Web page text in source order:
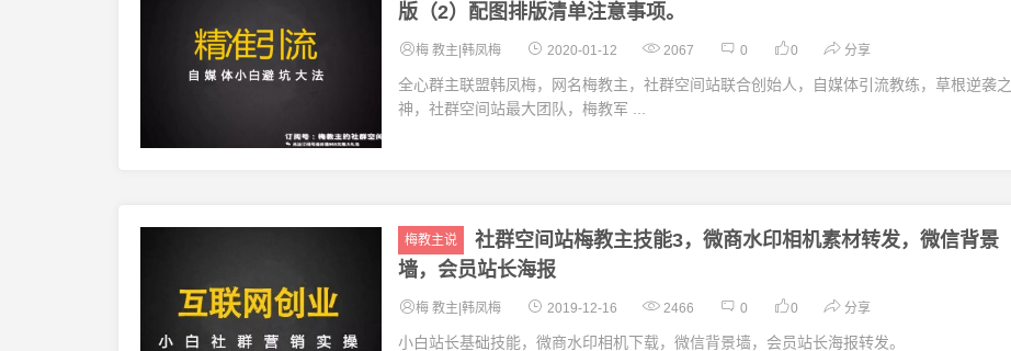
版（2）配图排版清单注意事项。
梅 教主|韩凤梅 2020-01-12 2067 0 0 分享
全心群主联盟​韩凤梅，网名梅教主，社群空间站联合创始人，自媒体引流教练，草根逆袭之
神，社群空间站最大团队，梅教军 ...
梅教主说
社群空间站梅教主技能3，微商水印相机素材转发，微信背景
墙，会员站长海报
梅 教主|韩凤梅 2019-12-16 2466 0 0 分享
小白站长基础技能，微商水印相机下载，微信背景墙，会员站长海报转发。